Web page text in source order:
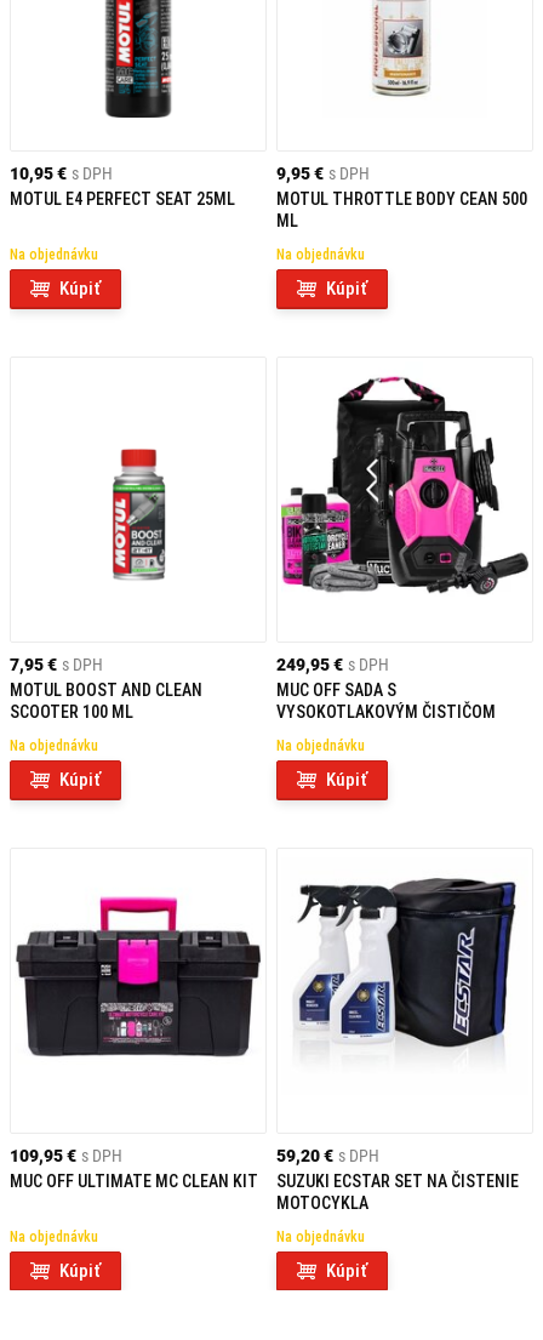
10,95 € s DPH
MOTUL E4 PERFECT SEAT 25ML
Na objednávku
Kúpiť
9,95 € s DPH
MOTUL THROTTLE BODY CEAN 500
ML
Na objednávku
Kúpiť
7,95 € s DPH
MOTUL BOOST AND CLEAN
SCOOTER 100 ML
Na objednávku
Kúpiť
249,95 € s DPH
MUC OFF SADA S
VYSOKOTLAKOVÝM ČISTIČOM
Na objednávku
Kúpiť
109,95 € s DPH
MUC OFF ULTIMATE MC CLEAN KIT
Na objednávku
Kúpiť
59,20 € s DPH
SUZUKI ECSTAR SET NA ČISTENIE
MOTOCYKLA
Na objednávku
Kúpiť